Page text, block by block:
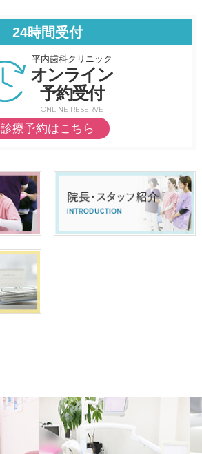
24時間受付
平内歯科クリニック
オンライン
予約受付
ONLINE RESERVE
診療予約はこちら